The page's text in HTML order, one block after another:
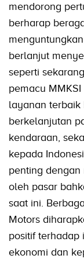
mendorong
berharap
berlanjut
seperti
pemacu
layanan terbaik
berkelanjutan
kendaraan,
kepada
penting dengan
oleh pasar
saat ini.
Motors
positif terhadap
ekonomi dan